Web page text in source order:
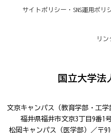
サイトポリシー・SNS運用ポリ
リン
国立大学法
文京キャンパス（教育学部・工
福井県福井市文京3丁目9番1
松岡キャンパス（医学部）／〒